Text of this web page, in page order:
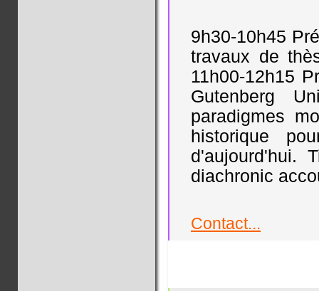
9h30-10h45
travaux de
11h00-12h15
Gutenberg
paradigmes
historique
d'aujourd'hui.
diachronic
Contact...